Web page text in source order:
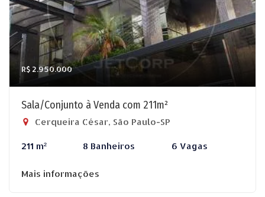
R$ 2.950.000
Sala/Conjunto à Venda com 211m²
Cerqueira César, São Paulo-SP
211 m² 8 Banheiros 6 Vagas
Mais informações